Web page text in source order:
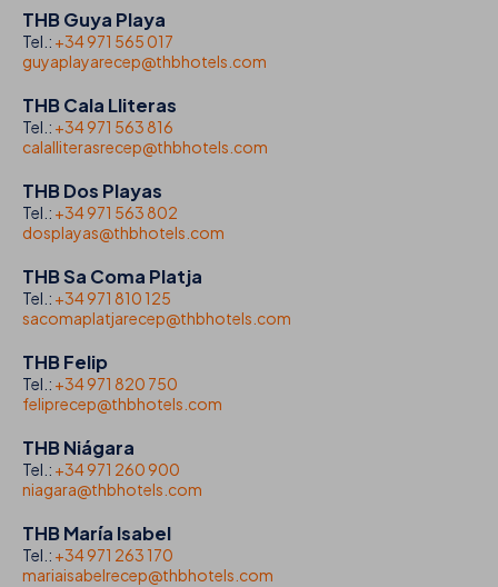
THB Guya Playa
Tel.: +34 971 565 017
guyaplayarecep@thbhotels.com
THB Cala Lliteras
Tel.: +34 971 563 816
calalliterasrecep@thbhotels.com
THB Dos Playas
Tel.: +34 971 563 802
dosplayas@thbhotels.com
THB Sa Coma Platja
Tel.: +34 971 810 125
sacomaplatjarecep@thbhotels.com
THB Felip
Tel.: +34 971 820 750
feliprecep@thbhotels.com
THB Niágara
Tel.: +34 971 260 900
niagara@thbhotels.com
THB María Isabel
Tel.: +34 971 263 170
mariaisabelrecep@thbhotels.com